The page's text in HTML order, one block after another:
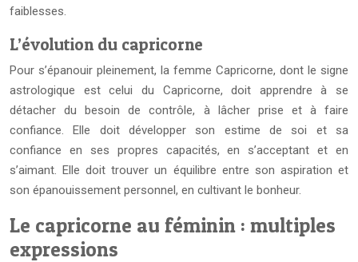
faiblesses.
L’évolution du capricorne
Pour s’épanouir pleinement, la femme Capricorne, dont le signe
astrologique est celui du Capricorne, doit apprendre à se
détacher du besoin de contrôle, à lâcher prise et à faire
confiance. Elle doit développer son estime de soi et sa
confiance en ses propres capacités, en s’acceptant et en
s’aimant. Elle doit trouver un équilibre entre son aspiration et
son épanouissement personnel, en cultivant le bonheur.
Le capricorne au féminin : multiples
expressions